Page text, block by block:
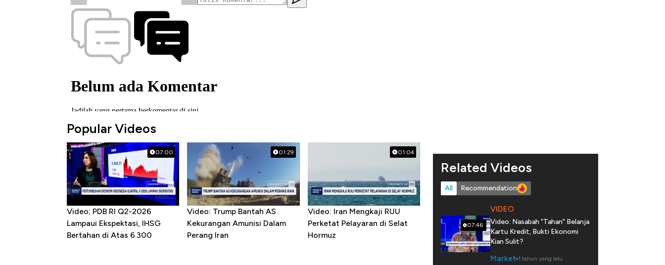
Popular Videos
07:00
Video; PDB RI Q2-2026
Lampaui Ekspektasi, IHSG
Bertahan di Atas 6.300
01:29
Video: Trump Bantah AS
Kekurangan Amunisi Dalam
Perang Iran
01:04
Video: Iran Mengkaji RUU
Perketat Pelayaran di Selat
Hormuz
Related Videos
All Recommendation
07:46
VIDEO
Video: Nasabah "Tahan" Belanja
Kartu Kredit, Bukti Ekonomi
Kian Sulit?
Market 1 tahun yang lalu